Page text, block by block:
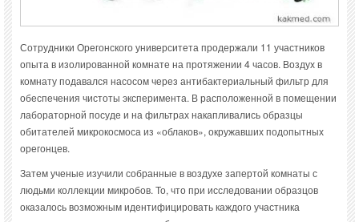
Сотрудники Орегонского университета продержали 11 участников
опыта в изолированной комнате на протяжении 4 часов. Воздух в
комнату подавался насосом через антибактериальный фильтр для
обеспечения чистоты эксперимента. В расположенной в помещении
лабораторной посуде и на фильтрах накапливались образцы
обитателей микрокосмоса из «облаков», окружавших подопытных
орегонцев.
Затем ученые изучили собранные в воздухе запертой комнаты с
людьми коллекции микробов. То, что при исследовании образцов
оказалось возможным идентифицировать каждого участника